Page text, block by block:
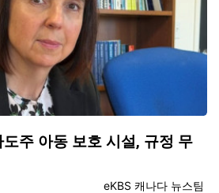
주 아동 보호 시설, 규정 무
등록자
eKBS 캐나다 뉴스팀